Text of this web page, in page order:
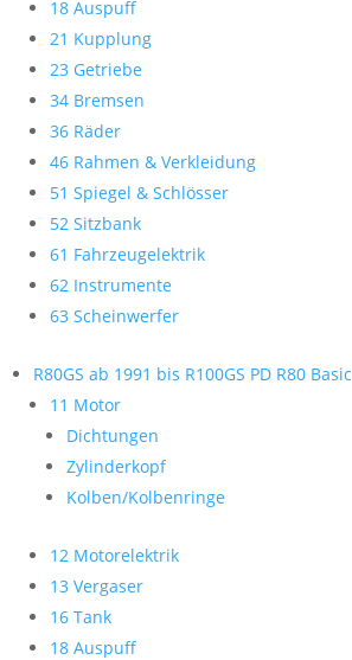
18 Auspuff
21 Kupplung
23 Getriebe
34 Bremsen
36 Räder
46 Rahmen & Verkleidung
51 Spiegel & Schlösser
52 Sitzbank
61 Fahrzeugelektrik
62 Instrumente
63 Scheinwerfer
R80GS ab 1991 bis R100GS PD R80 Basic
11 Motor
Dichtungen
Zylinderkopf
Kolben/Kolbenringe
12 Motorelektrik
13 Vergaser
16 Tank
18 Auspuff